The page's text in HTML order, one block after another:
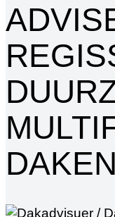
DAKEN